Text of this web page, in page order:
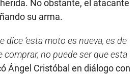
No obstante, el atacante
su arma.
dice ‘esta moto es nueva, es de
comprar, no puede ser que esta
Ángel Cristóbal en diálogo con